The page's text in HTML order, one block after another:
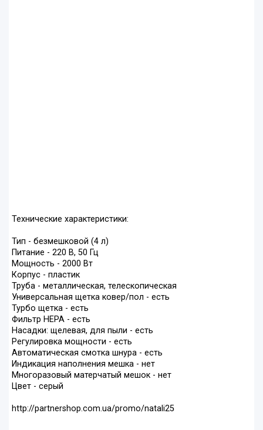
Технические характеристики:
Тип - безмешковой (4 л)
Питание - 220 В, 50 Гц
Мощность - 2000 Вт
Корпус - пластик
Труба - металлическая, телескопическая
Универсальная щетка ковер/пол - есть
Турбо щетка - есть
Фильтр HEPA - есть
Насадки: щелевая, для пыли - есть
Регулировка мощности - есть
Автоматическая смотка шнура - есть
Индикация наполнения мешка - нет
Многоразовый матерчатый мешок - нет
Цвет - серый
http://partnershop.com.ua/promo/natali25